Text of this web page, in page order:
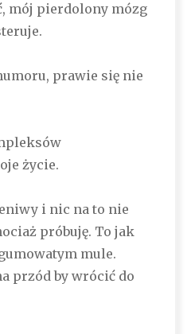
mój pierdolony mózg
prawie się nie
życie.
i nic na to nie
próbuję. To jak
mule.
przód by wrócić do